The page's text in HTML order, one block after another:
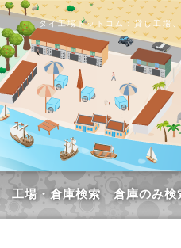
タイ工場ドットコム：貸し工場
工場・倉庫検索 倉庫のみ検